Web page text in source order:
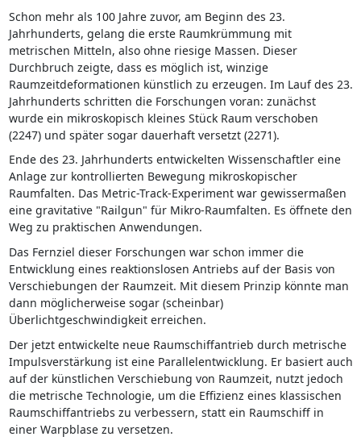
Schon mehr als 100 Jahre zuvor, am Beginn des 23.
Jahrhunderts, gelang die erste Raumkrümmung mit
metrischen Mitteln, also ohne riesige Massen. Dieser
Durchbruch zeigte, dass es möglich ist, winzige
Raumzeitdeformationen künstlich zu erzeugen. Im Lauf des 23.
Jahrhunderts schritten die Forschungen voran: zunächst
wurde ein mikroskopisch kleines Stück Raum verschoben
(2247) und später sogar dauerhaft versetzt (2271).
Ende des 23. Jahrhunderts entwickelten Wissenschaftler eine
Anlage zur kontrollierten Bewegung mikroskopischer
Raumfalten. Das Metric-Track-Experiment war gewissermaßen
eine gravitative "Railgun" für Mikro-Raumfalten. Es öffnete den
Weg zu praktischen Anwendungen.
Das Fernziel dieser Forschungen war schon immer die
Entwicklung eines reaktionslosen Antriebs auf der Basis von
Verschiebungen der Raumzeit. Mit diesem Prinzip könnte man
dann möglicherweise sogar (scheinbar)
Überlichtgeschwindigkeit erreichen.
Der jetzt entwickelte neue Raumschiffantrieb durch metrische
Impulsverstärkung ist eine Parallelentwicklung. Er basiert auch
auf der künstlichen Verschiebung von Raumzeit, nutzt jedoch
die metrische Technologie, um die Effizienz eines klassischen
Raumschiffantriebs zu verbessern, statt ein Raumschiff in
einer Warpblase zu versetzen.